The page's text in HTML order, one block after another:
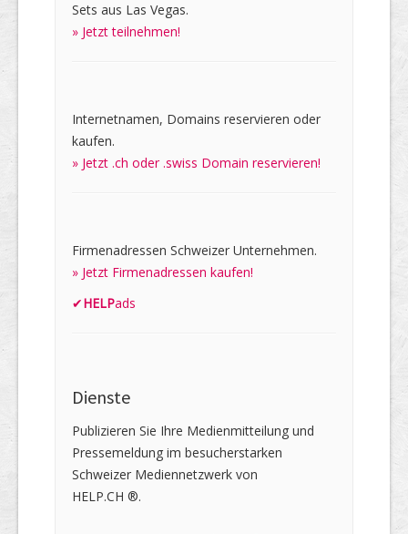
Sets aus Las Vegas.
» Jetzt teilnehmen!
Internetnamen, Domains reservieren oder
kaufen.
» Jetzt .ch oder .swiss Domain reservieren!
Firmenadressen Schweizer Unternehmen.
» Jetzt Firmenadressen kaufen!
✔HELPads
Dienste
Publizieren Sie Ihre Medienmitteilung und
Pressemeldung im besucherstarken
Schweizer Mediennetzwerk von
HELP.CH ®.